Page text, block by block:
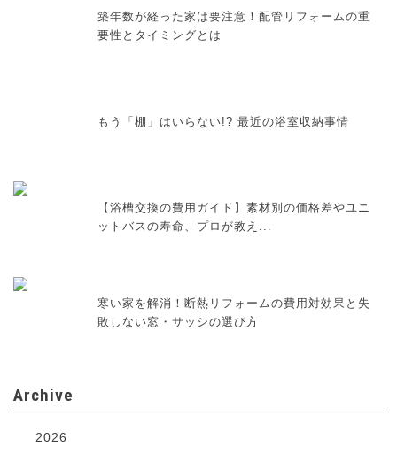
築年数が経った家は要注意！配管リフォームの重
要性とタイミングとは
もう「棚」はいらない!? 最近の浴室収納事情
【浴槽交換の費用ガイド】素材別の価格差やユニ
ットバスの寿命、プロが教え...
寒い家を解消！断熱リフォームの費用対効果と失
敗しない窓・サッシの選び方
Archive
2026